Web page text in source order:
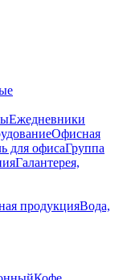
Ежедневники
Офисная
для офисаГруппа
Галантерея,
продукцияВода,